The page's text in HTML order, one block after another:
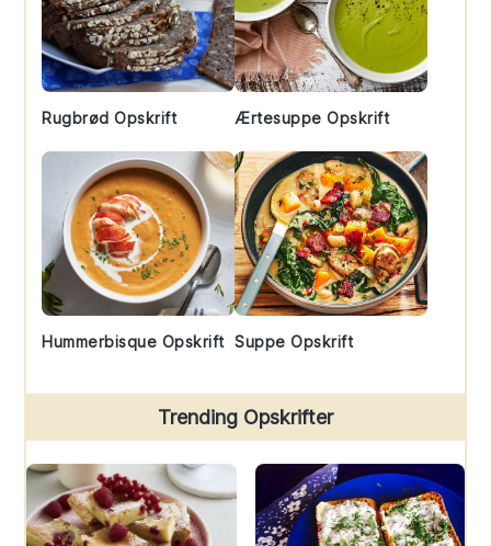
Rugbrød Opskrift Ærtesuppe Opskrift
Hummerbisque Opskrift Suppe Opskrift
Trending Opskrifter